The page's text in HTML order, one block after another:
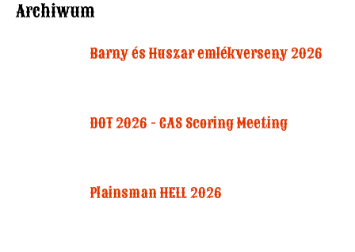
Archiwum
Barny és Huszar emlékverseny 2026
DOT 2026 - CAS Scoring Meeting
Plainsman HELL 2026